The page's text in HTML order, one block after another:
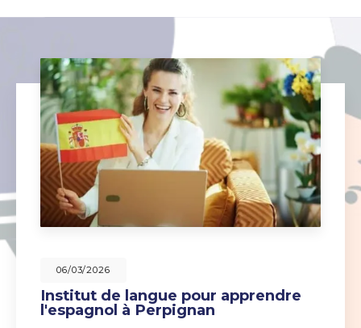
06/03/2026
Institut de langue pour apprendre
l'espagnol à Perpignan